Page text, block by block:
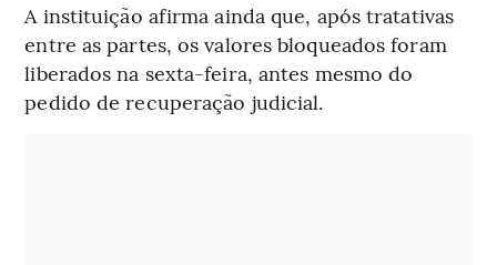
A instituição afirma ainda que, após tratativas
entre as partes, os valores bloqueados foram
liberados na sexta-feira, antes mesmo do
pedido de recuperação judicial.